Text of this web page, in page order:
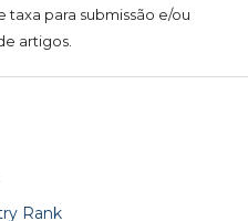
para submissão e/ou
artigos.